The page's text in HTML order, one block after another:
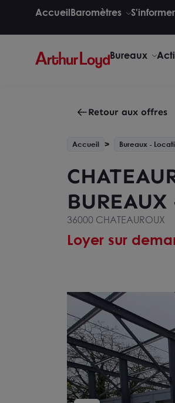
AccueilBaromètres S'informer
Bureaux
Retour aux offres
Accueil Bureaux -
36000 CHATEAUROUX
Loyer sur